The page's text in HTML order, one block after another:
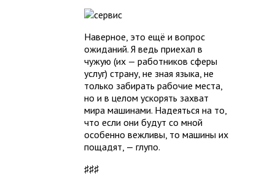
Наверное, это ещё и вопрос
ожиданий. Я ведь приехал в
чужую (их — работников сферы
услуг) страну, не зная языка, не
только забирать рабочие места,
но и в целом ускорять захват
мира машинами. Надеяться на то,
что если они будут со мной
особенно вежливы, то машины их
пощадят, — глупо.
♯♯♯